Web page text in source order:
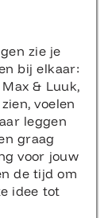
zie je
bij elkaar:
& Luuk,
voelen
leggen
graag
voor jouw
de tijd om
idee tot